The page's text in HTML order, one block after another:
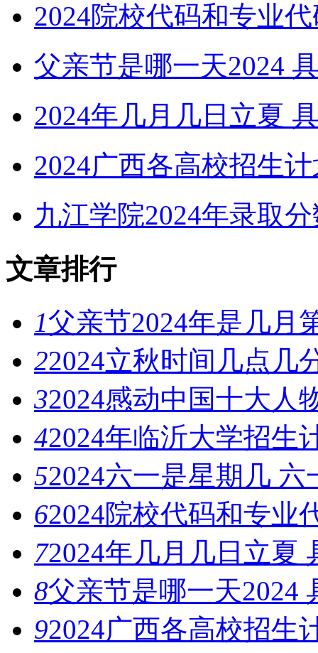
2024院校代码和专业
父亲节是哪一天2024
2024年几月几日立夏
2024广西各高校招生
九江学院2024年录取
文章排行
1父亲节2024年是几月
22024立秋时间几点几
32024感动中国十大人
42024年临沂大学招生
52024六一是星期几
62024院校代码和专业
72024年几月几日立夏
8父亲节是哪一天2024
92024广西各高校招生